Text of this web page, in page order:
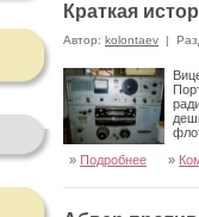
Краткая
Автор: kolontaev |
» Подробнее »